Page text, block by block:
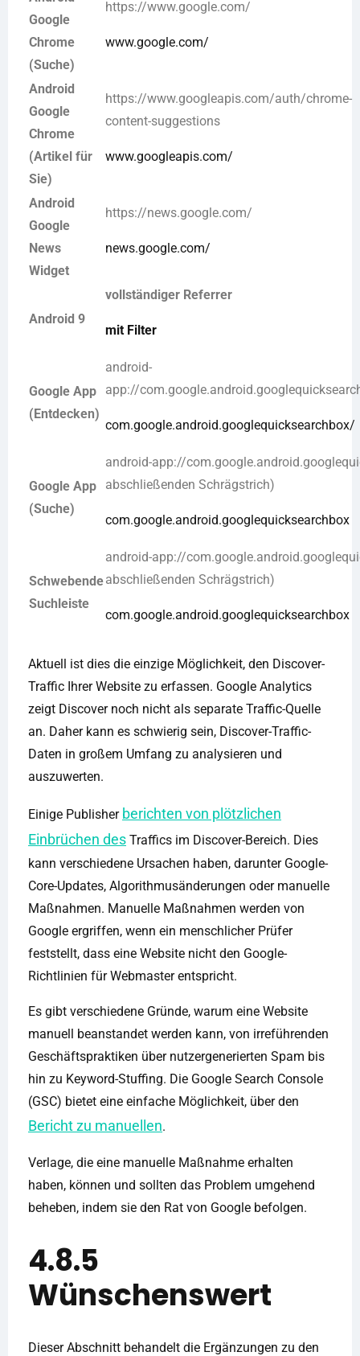
Google
Chrome
(Suche)
https://www.google.com/
www.google.com/
Android
Google
Chrome
(Artikel für
Sie)
https://www.googleapis.com/auth/chrome-
content-suggestions
www.googleapis.com/
Android
Google
News
Widget
https://news.google.com/
news.google.com/
Android 9
vollständiger Referrer
mit Filter
Google App
(Entdecken)
android-
app://
com.google.android.googlequicksearchbox/
Google App
(Suche)
android-app://
abschließenden Schrägstrich)
com.google.android.googlequicksearchbox
Schwebende
Suchleiste
android-app://
abschließenden Schrägstrich)
com.google.android.googlequicksearchbox
Aktuell ist dies die einzige Möglichkeit, den Discover-
Traffic Ihrer Website zu erfassen. Google Analytics
zeigt Discover noch nicht als separate Traffic-Quelle
an. Daher kann es schwierig sein, Discover-Traffic-
Daten in großem Umfang zu analysieren und
auszuwerten.
Einige Publisher berichten von plötzlichen
Einbrüchen des Traffics im Discover-Bereich. Dies
kann verschiedene Ursachen haben, darunter Google-
Core-Updates, Algorithmusänderungen oder manuelle
Maßnahmen. Manuelle Maßnahmen werden von
Google ergriffen, wenn ein menschlicher Prüfer
feststellt, dass eine Website nicht den Google-
Richtlinien für Webmaster entspricht.
Es gibt verschiedene Gründe, warum eine Website
manuell beanstandet werden kann, von irreführenden
Geschäftspraktiken über nutzergenerierten Spam bis
hin zu Keyword-Stuffing. Die Google Search Console
(GSC) bietet eine einfache Möglichkeit, über den
Bericht zu manuellen.
Verlage, die eine manuelle Maßnahme erhalten
haben, können und sollten das Problem umgehend
beheben, indem sie den Rat von Google befolgen.
4.8.5
Wünschenswert
Dieser Abschnitt behandelt die Ergänzungen zu den